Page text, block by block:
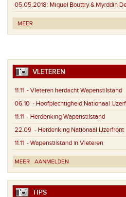
05.05.2018: Miquel Bouttry & Myrddin
MEER
VLETEREN
11.11 - Vleteren herdacht Wapenstilstand
06.10 - Hoofplechtigheid Nationaal
11.11 - Herdenking Wapenstilstand
22.09 - Herdenking Nationaal IJzerfront
11.11 - Wapenstilstand in Vleteren
MEER AANMELDEN
TIPS